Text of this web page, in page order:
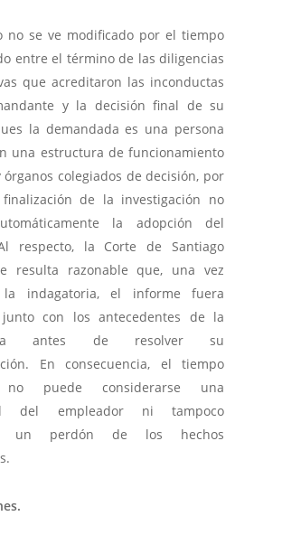
no se ve modificado por el tiempo
entre el término de las diligencias
que acreditaron las inconductas
y la decisión final de su
la demandada es una persona
una estructura de funcionamiento
órganos colegiados de decisión, por
de la investigación no
la adopción del
respecto, la Corte de Santiago
resulta razonable que, una vez
la indagatoria, el informe fuera
junto con los antecedentes de la
antes de resolver su
En consecuencia, el tiempo
no puede considerarse una
del empleador ni tampoco
un perdón de los hechos